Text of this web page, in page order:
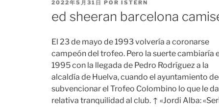
PUBLICADO
2022年5月31日 POR ISTERN
ed sheeran barcelona
El 23 de mayo de 1993 volvería a coronarse
campeón del trofeo. Pero la suerte cambiaría
1995 con la llegada de Pedro Rodríguez a la
alcaldía de Huelva, cuando el ayuntamiento
subvencionar el Trofeo Colombino lo que le
relativa tranquilidad al club. ↑ «Jordi Alba: